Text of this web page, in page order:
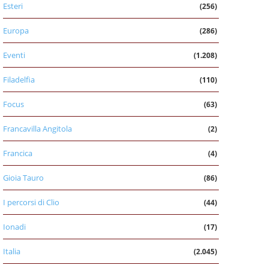
Esteri (256)
Europa (286)
Eventi (1.208)
Filadelfia (110)
Focus (63)
Francavilla Angitola (2)
Francica (4)
Gioia Tauro (86)
I percorsi di Clio (44)
Ionadi (17)
Italia (2.045)